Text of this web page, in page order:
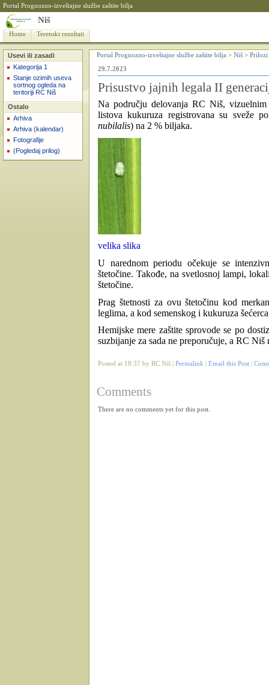
Portal Prognozno-izveštajne službe zaštite bilja
Niš
Home Terenski rezultati
Usevi ili zasadi
Kategorija 1
Stanje ozimih useva
sortnog ogleda na
teritoriji RC Niš
Ostalo
Arhiva
Arhiva (kalendar)
Fotografije
(Pogledaj prilog)
Portal Prognozno-izveštajne službe zaštite bilja > Niš > Prilozi
29.7.2023
Prisustvo jajnih legala II
Na području delovanja RC Niš,
listova kukuruza registrovana su sveže
nubilalis) na 2 % biljaka.
velika slika
U narednom periodu očekuje se
štetočine. Takođe, na svetlosnoj lampi,
štetočine.
Prag štetnosti za ovu štetočinu kod
leglima, a kod semenskog i kukuruza
Hemijske mere zaštitesprovode se po
suzbijanje za sada ne preporučuje, a RC Niš
Posted at 18:37 by RC Niš | Permalink Email this Post
Comments
There are no comments yet for this post.